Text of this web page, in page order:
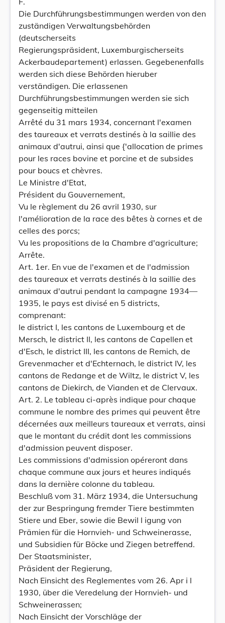
Die Durchführungsbestimmungen werden von den
zuständigen Verwaltungsbehörden
(deutscherseits
Regierungspräsident, Luxemburgischerseits
Ackerbaudepartement) erlassen. Gegebenenfalls
werden sich diese Behörden hieruber
verständigen. Die erlassenen
Durchführungsbestimmungen werden sie sich
gegenseitig mitteilen
Arrêté du 31 mars 1934, concernant l'examen
des taureaux et verrats destinés à la saillie des
animaux d'autrui, ainsi que {'allocation de primes
pour les races bovine et porcine et de subsides
pour boucs et chèvres.
Le Ministre d'Etat,
Président du Gouvernement,
Vu le règlement du 26 avril 1930, sur
l'amélioration de la race des bêtes à cornes et de
celles des porcs;
Vu les propositions de la Chambre d'agriculture;
Arrête.
Art. 1er. En vue de l'examen et de l'admission
des taureaux et verrats destinés à la saillie des
animaux d'autrui pendant la campagne 1934—
1935, le pays est divisé en 5 districts,
comprenant:
le district I, les cantons de Luxembourg et de
Mersch, le district II, les cantons de Capellen et
d'Esch, le district III, les cantons de Remich, de
Grevenmacher et d'Echternach, le district IV, les
cantons de Redange et de Wiltz, le district V, les
cantons de Diekirch, de Vianden et de Clervaux.
Art. 2. Le tableau ci-après indique pour chaque
commune le nombre des primes qui peuvent être
décernées aux meilleurs taureaux et verrats, ainsi
que le montant du crédit dont les commissions
d'admission peuvent disposer.
Les commissions d'admission opéreront dans
chaque commune aux jours et heures indiqués
dans la dernière colonne du tableau.
Beschluß vom 31. März 1934, die Untersuchung
der zur Bespringung fremder Tiere bestimmten
Stiere und Eber, sowie die Bewil l igung von
Prämien für die Hornvieh- und Schweinerasse,
und Subsidien für Böcke und Ziegen betreffend.
Der Staatsminister,
Präsident der Regierung,
Nach Einsicht des Reglementes vom 26. Apr i l
1930, über die Veredelung der Hornvieh- und
Schweinerassen;
Nach Einsicht der Vorschläge der